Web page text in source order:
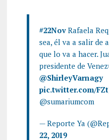
#22NovRafaela
sea, él va a salir de
que lo va a hacer.
presidente de
@ShirleyVarnagy
pic.twitter.com/
@sumariumcom
— Reporte Ya
22, 2019